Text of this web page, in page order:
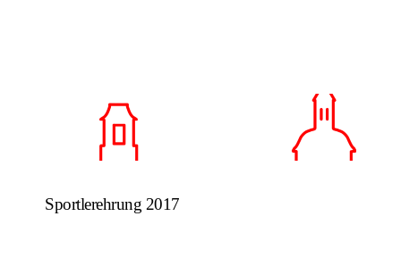
Sportlerehrung 2017